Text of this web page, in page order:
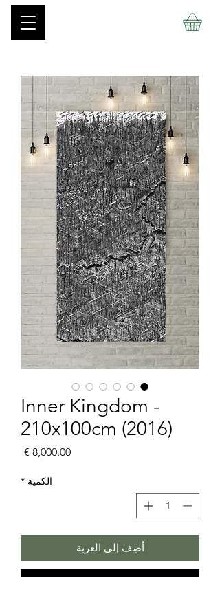
Inner Kingdom -
210x100cm (2016)
الكمية *
أضِف إلى العربة